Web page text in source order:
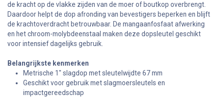
de kracht op de vlakke zijden van de moer of boutkop overbrengt.
Daardoor helpt de dop afronding van bevestigers beperken en blijft
de krachtoverdracht betrouwbaar. De mangaanfosfaat afwerking
en het chroom-molybdeenstaal maken deze dopsleutel geschikt
voor intensief dagelijks gebruik.
Belangrijkste kenmerken
Metrische 1" slagdop met sleutelwijdte 67 mm
Geschikt voor gebruik met slagmoersleutels en
impactgereedschap